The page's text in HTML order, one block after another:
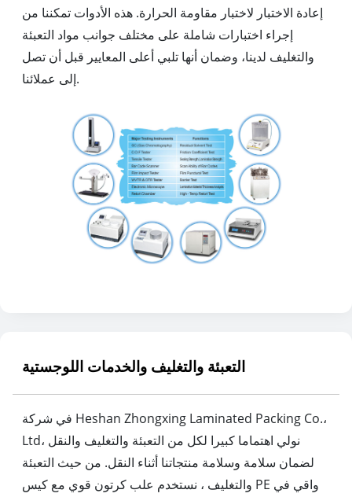
إعادة الاختبار لاختبار مقاومة الحرارة. هذه الأدوات تمكننا من
إجراء اختبارات شاملة على مختلف جوانب مواد التعبئة
والتغليف لدينا، وضمان أنها تلبي أعلى المعايير قبل أن تصل
إلى عملائنا.
التعبئة والتغليف والخدمات اللوجستية
في شركة Heshan Zhongxing Laminated Packing Co.،
Ltd، نولي اهتماما كبيرا لكل من التعبئة والتغليف والنقل
لضمان سلامة وسلامة منتجاتنا أثناء النقل. من حيث التعبئة
والتغليف ، نستخدم علب كرتون قوي مع كيس PE واقي في